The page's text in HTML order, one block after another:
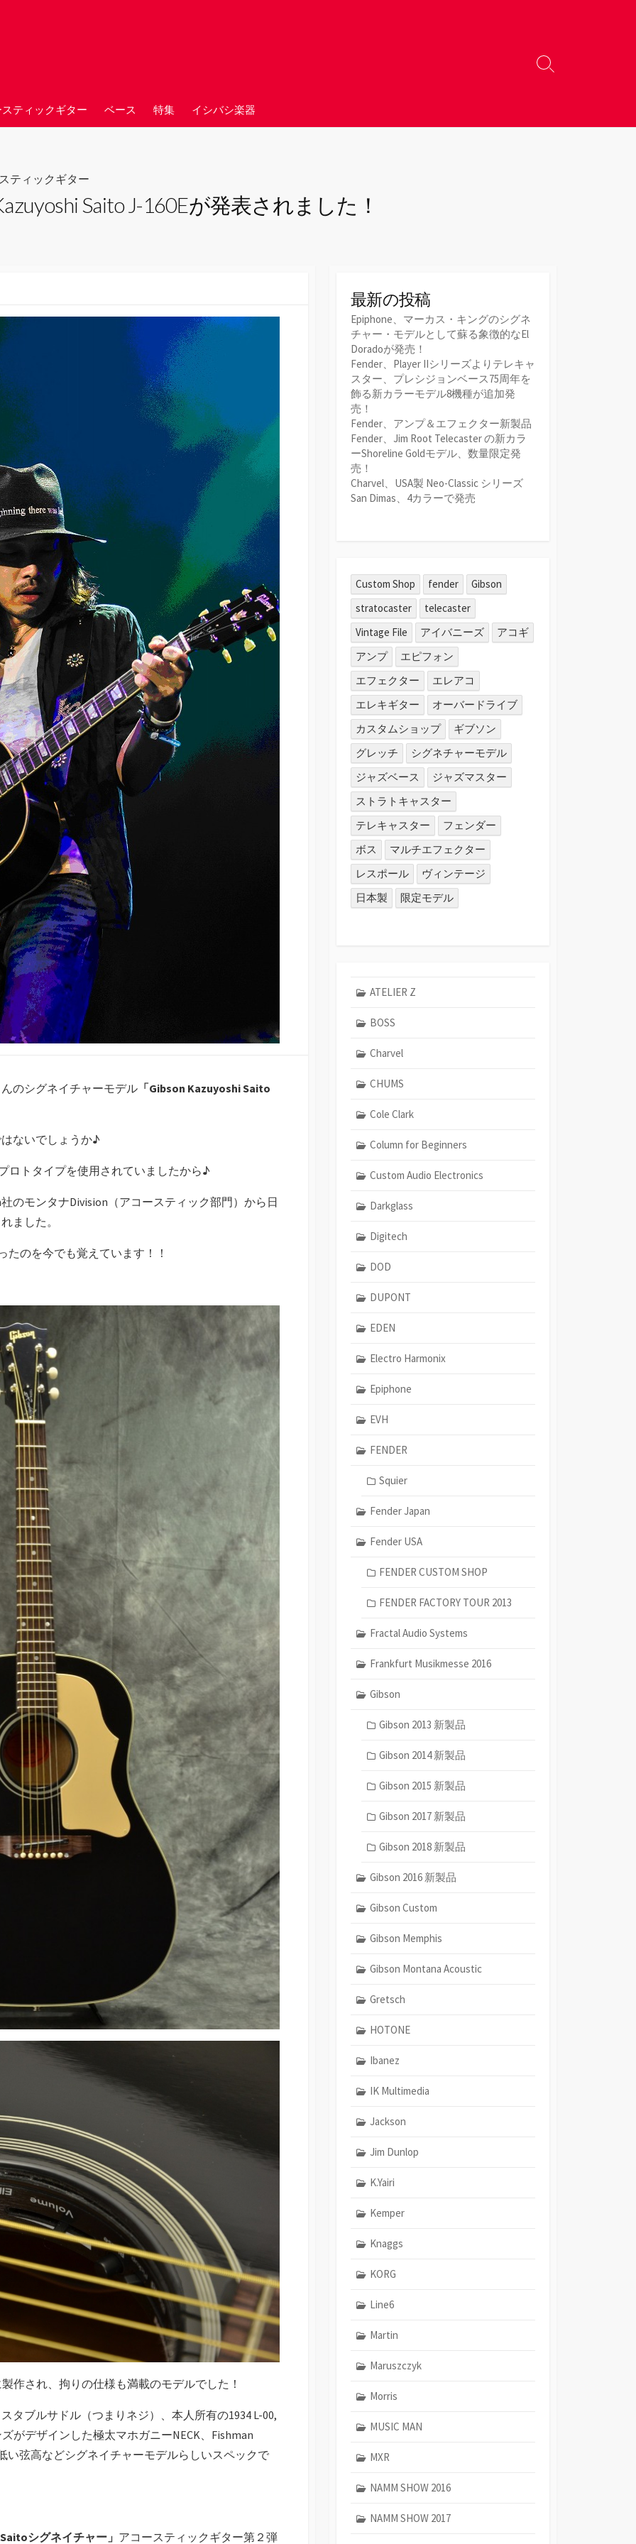
ティックギター ベース 特集 イシバシ楽器
検
替
ティックギター
Saito J-160Eが発表されました！
のシグネイチャーモデル 「Gibson Kazuyoshi Saito
ないでしょうか♪
ロトタイプを使用されていましたから♪
のモンタナDivision（アコースティック部門）から日
ました。
たのを今でも覚えています！！
作され、拘りの仕様も満載のモデルでした！
タブルサドル（つまりネジ）、本人所有の1934 L-00,
がデザインした極太マホガニーNECK、Fishman
い弦高などシグネイチャーモデルらしいスペックで
シグネイチャー」 アコースティックギター第２弾
最新の投稿
Epiphone、マーカス・キングのシグネ
チャー・モデルとして蘇る象徴的なEl
Doradoが発売！
Fender、Player IIシリーズよりテレキャ
スター、プレシジョンベース75周年を
飾る新カラーモデル8機種が追加発
売！
Fender、アンプ＆エフェクター新製品
Fender、Jim Root Telecaster の新カラ
ーShoreline Goldモデル、数量限定発
売！
Charvel、USA製 Neo-Classic シリーズ
San Dimas、4カラーで発売
Custom Shop fender
Gibson
stratocaster
telecaster
Vintage File
アイバニーズ
アコギ
アンプ
エピフォン
エフェクター
エレアコ
エレキギター
オーバードライブ
カスタムショップ
ギブソン
グレッチ
シグネチャーモデル
ジャズベース
ジャズマスター
ストラトキャスター
テレキャスター
フェンダー
ボス
マルチエフェクター
レスポール
ヴィンテージ
日本製
限定モデル
ATELIER Z
BOSS
Charvel
CHUMS
Cole Clark
Column for Beginners
Custom Audio Electronics
Darkglass
Digitech
DOD
DUPONT
EDEN
Electro Harmonix
Epiphone
EVH
FENDER
Squier
Fender Japan
Fender USA
FENDER CUSTOM SHOP
FENDER FACTORY TOUR 2013
Fractal Audio Systems
Frankfurt Musikmesse 2016
Gibson
Gibson 2013 新製品
Gibson 2014 新製品
Gibson 2015 新製品
Gibson 2017 新製品
Gibson 2018 新製品
Gibson 2016 新製品
Gibson Custom
Gibson Memphis
Gibson Montana Acoustic
Gretsch
HOTONE
Ibanez
IK Multimedia
Jackson
Jim Dunlop
K.Yairi
Kemper
Knaggs
KORG
Line6
Martin
Maruszczyk
Morris
MUSIC MAN
MXR
NAMM SHOW 2016
NAMM SHOW 2017